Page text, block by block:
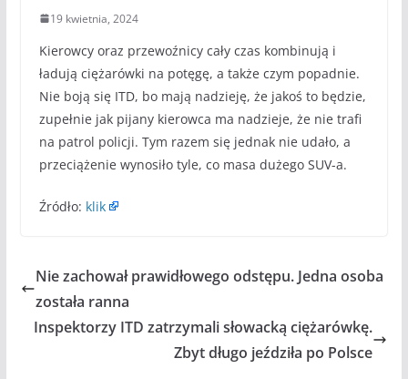
19 kwietnia, 2024
Kierowcy oraz przewoźnicy cały czas kombinują i
ładują ciężarówki na potęgę, a także czym popadnie.
Nie boją się ITD, bo mają nadzieję, że jakoś to będzie,
zupełnie jak pijany kierowca ma nadzieje, że nie trafi
na patrol policji. Tym razem się jednak nie udało, a
przeciążenie wynosiło tyle, co masa dużego SUV-a.
Źródło: klik
Nie zachował prawidłowego odstępu. Jedna osoba
została ranna
Inspektorzy ITD zatrzymali słowacką ciężarówkę.
Zbyt długo jeździła po Polsce